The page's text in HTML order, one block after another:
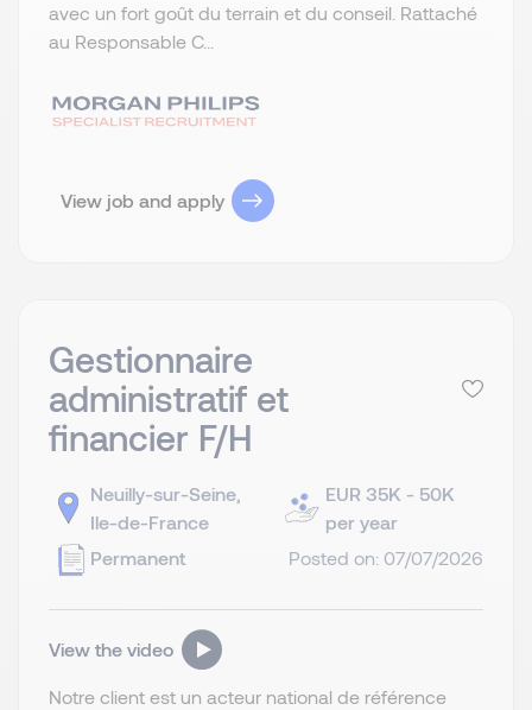
avec un fort goût du terrain et du conseil. Rattaché
au Responsable C...
View job and apply
Gestionnaire
administratif et
financier F/H
Neuilly-sur-Seine,
Ile-de-France
Permanent
EUR 35K - 50K
per year
Posted on: 07/07/2026
View the video
Notre client est un acteur national de référence